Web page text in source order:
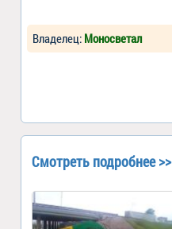
Владелец: Моносветал
Смотреть подробнее >>